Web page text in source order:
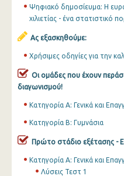
Ψηφιακό δημοσίευμα: Η
χιλιετίας - ένα στατιστικό
Ας εξασκηθούμε:
Χρήσιμες οδηγίες για την
Οι ομάδες που έχουν
διαγωνισμού!
Κατηγορία Α: Γενικά και
Κατηγορία Β: Γυμνάσια
Πρώτο στάδιο εξέτασης -
Κατηγορία Α: Γενικά και
Λύσεις Τεστ 1